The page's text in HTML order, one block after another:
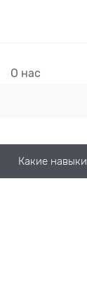
О нас
Какие навыки